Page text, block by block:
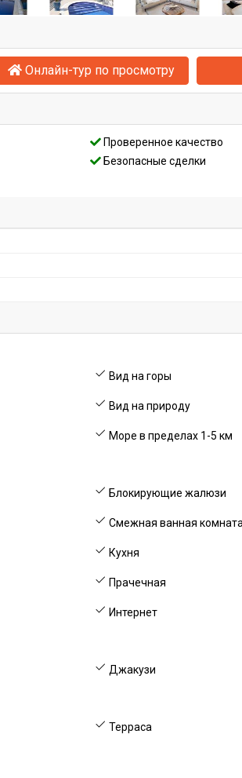
Онлайн-тур по просмотру
Проверенное качество
Безопасные сделки
Вид на горы
Вид на природу
Море в пределах 1-5 км
Блокирующие жалюзи
Смежная ванная комната
Кухня
Прачечная
Интернет
Джакузи
Терраса